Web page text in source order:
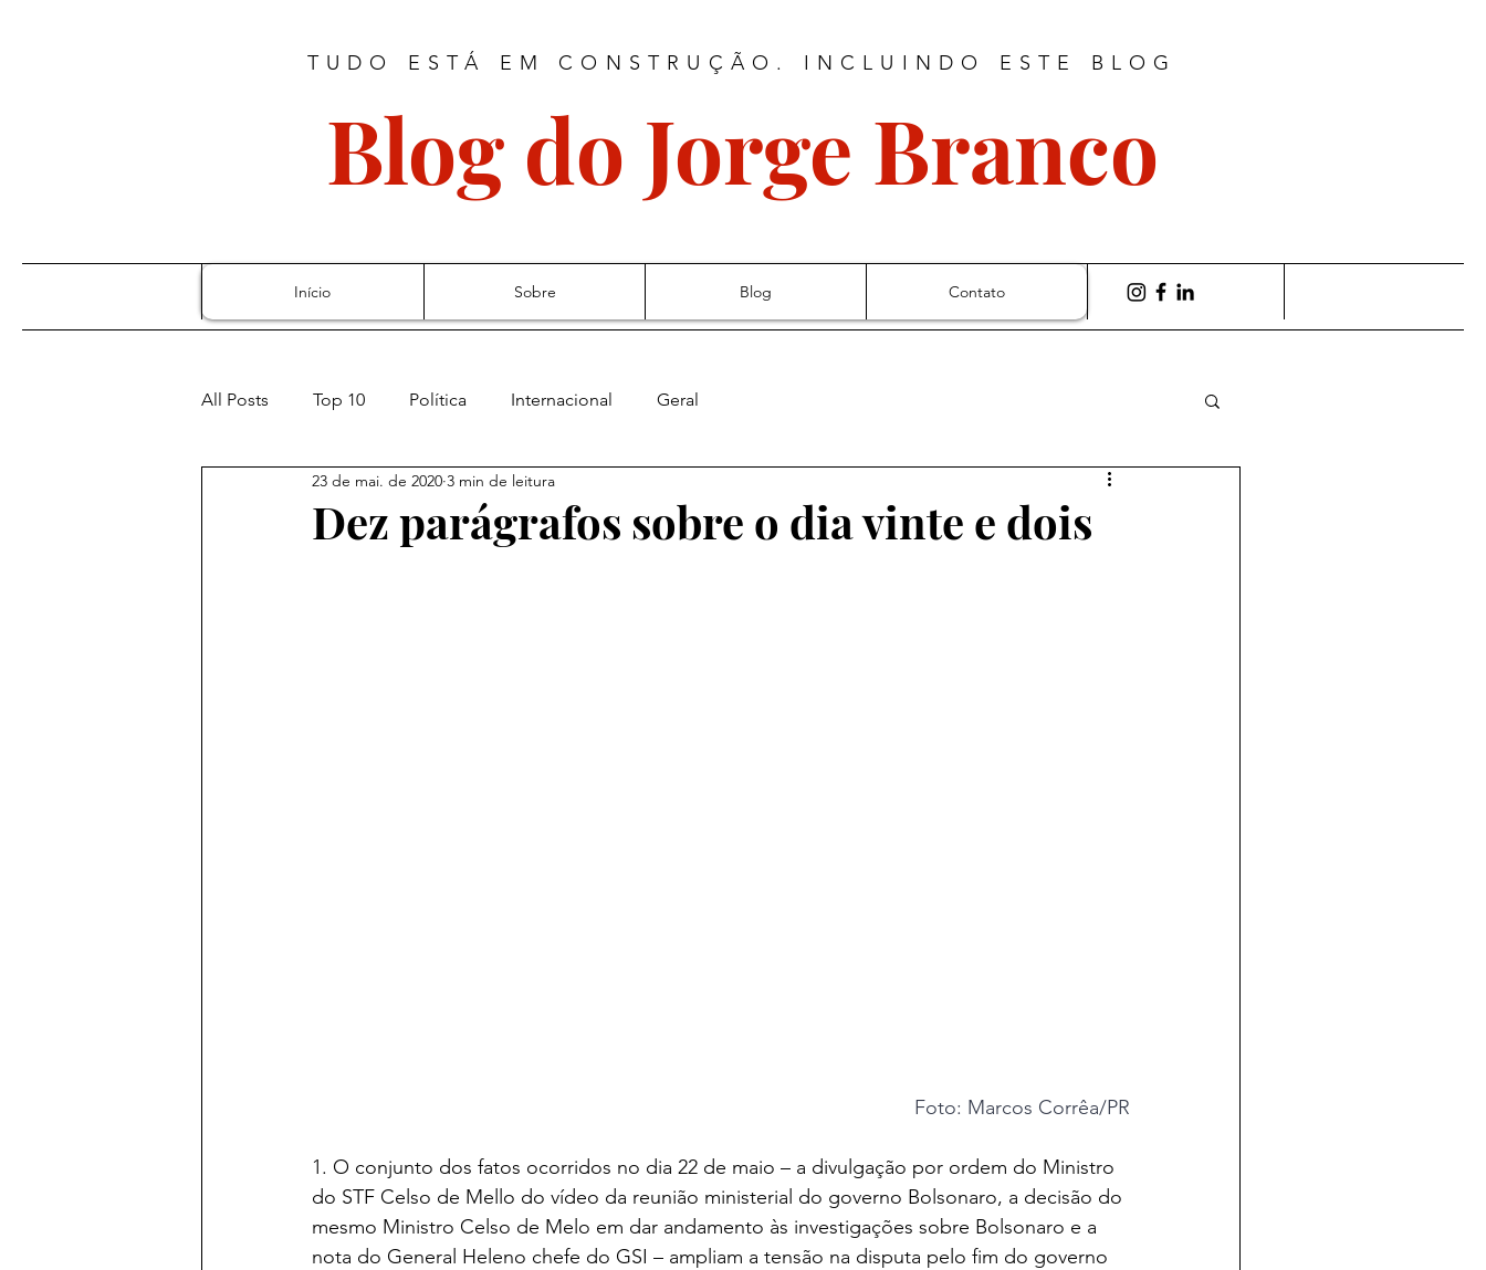
TUDO ESTÁ EM CONSTRUÇÃO. INCLUINDO ESTE BLOG
Blog do Jorge Branco
Início Sobre Blog Contato
All Posts Top 10 Política Internacional Geral
Dez parágrafos sobre o dia vinte e dois
23 de mai. de 2020 3 min de leitura
Foto: Marcos Corrêa/PR
1. O conjunto dos fatos ocorridos no dia 22 de maio – a divulgação por ordem do Ministro
do STF Celso de Mello do vídeo da reunião ministerial do governo Bolsonaro, a decisão do
mesmo Ministro Celso de Melo em dar andamento às investigações sobre Bolsonaro e a
nota do General Heleno chefe do GSI – ampliam a tensão na disputa pelo fim do governo